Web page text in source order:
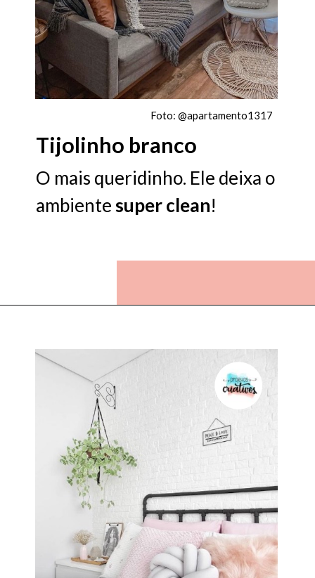
O mais queridinho. Ele deixa o
ambientesuperclean!
Foto: @apartamento1317
Tijolinho branco